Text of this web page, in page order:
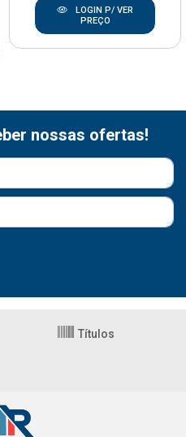
LOGIN P/ VER
PREÇO
nossas ofertas!
Títulos